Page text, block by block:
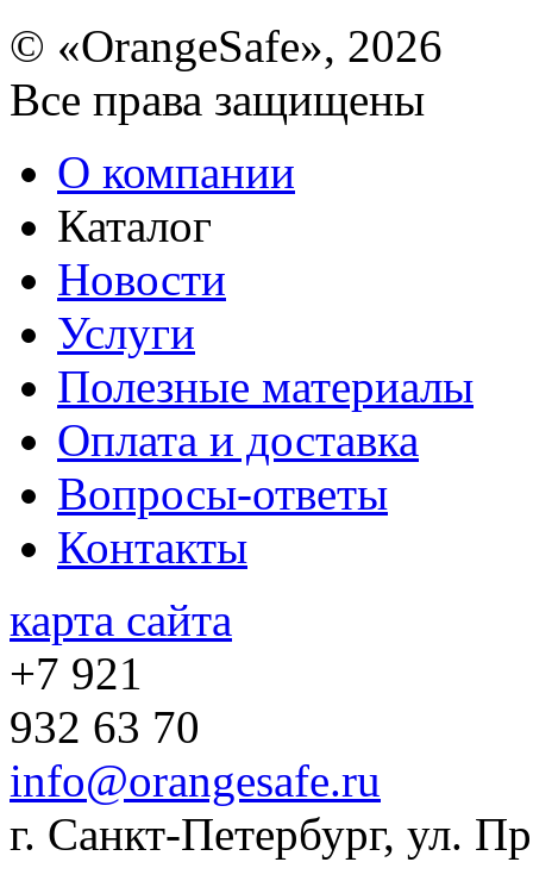
© «OrangeSafe», 2026
Все права защищены
О компании
Каталог
Новости
Услуги
Полезные материалы
Оплата и доставка
Вопросы-ответы
Контакты
карта сайта
+7 921
932 63 70
info@orangesafe.ru
г. Санкт-Петербург, ул.